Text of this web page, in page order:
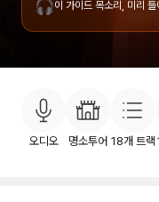
🎧이 가이드 목소리, 미리 들
오디오 명소투어 18개 트랙